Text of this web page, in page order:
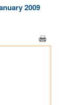
संसदीय स्थायी
जलवायु परिवर्तन
जलवायु परिवर्तन
विज्ञप्ति
की 175वीं, 176
2009